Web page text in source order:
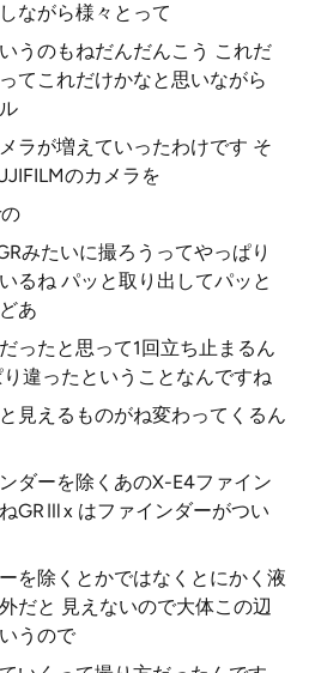
ながら様々とって
うのもねだんだんこう これだ
てこれだけかなと思いながら
ラが増えていったわけです そ
のカメラを
みたいに撮ろうってやっぱり
るね パッと取り出してパッと
あ
ったと思って1回立ち止まるん
違ったということなんですね
見えるものがね変わってくるん
ダーを除くあのX-E4ファイン
GRⅢx はファインダーがつい
を除くとかではなくとにかく液
だと 見えないので大体この辺
うので